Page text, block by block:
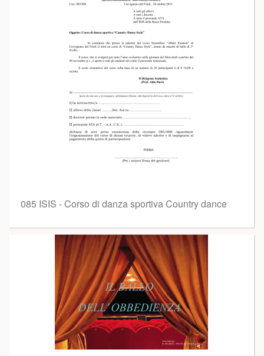
085 ISIS - Corso di danza sportiva Country dance